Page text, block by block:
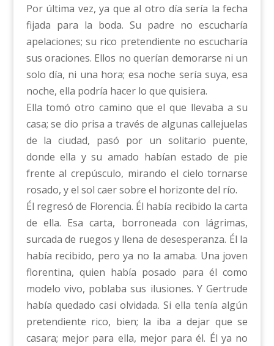
Por última vez, ya que al otro día sería la fecha
fijada para la boda. Su padre no escucharía
apelaciones; su rico pretendiente no escucharía
sus oraciones. Ellos no querían demorarse ni un
solo día, ni una hora; esa noche sería suya, esa
noche, ella podría hacer lo que quisiera.
Ella tomó otro camino que el que llevaba a su
casa; se dio prisa a través de algunas callejuelas
de la ciudad, pasó por un solitario puente,
donde ella y su amado habían estado de pie
frente al crepúsculo, mirando el cielo tornarse
rosado, y el sol caer sobre el horizonte del río.
Él regresó de Florencia. Él había recibido la carta
de ella. Esa carta, borroneada con lágrimas,
surcada de ruegos y llena de desesperanza. Él la
había recibido, pero ya no la amaba. Una joven
florentina, quien había posado para él como
modelo vivo, poblaba sus ilusiones. Y Gertrude
había quedado casi olvidada. Si ella tenía algún
pretendiente rico, bien; la iba a dejar que se
casara; mejor para ella, mejor para él. Él ya no